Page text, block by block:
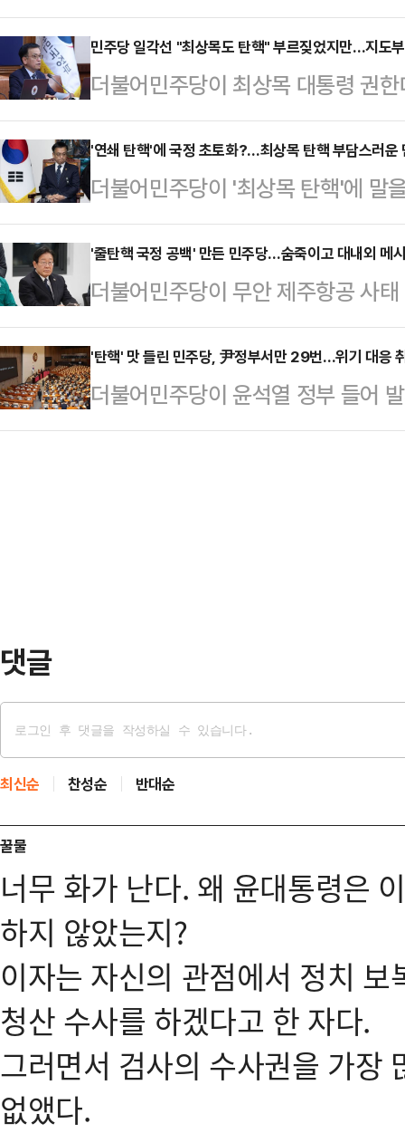
'피할 수 없는 길'이라고 주장했다.
위 속에 국민들을 그만 고생시키기
지켜냈다"며 이같이 적었다.이어 "
의 파괴행위에 경악하면서도 우리
가하고 있다"며 "계엄 내란으로 인
시키는 것도 국회에 달려 있다"고
국무총리가…
민주당 일각선 "최상목도 탄핵" 부르짖었지만…지도
더불어민주당이 최상목 대통령 권
탄핵 카드를 계속 만지작거리면서
권에 따르면 민주당은 최상목 권한
하고, 야당 주도로 국회를 통과했던
희 여사 특검법)에는 재의요구안(
해이고 위헌적 발상"이라고 했다.
을 보이는 것은 자제하는 모습이다.
탄핵소추 추진에 군불이 때…
'연쇄 탄핵'에 국정 초토화?…최상목 탄핵 부담스러운
더불어민주당이 '최상목 탄핵'에 말
트롤타워'가 그 어느 때보다 중요한
지 '연쇄 탄핵'을 이어갔다가, 참사
우려하는 것으로 보인다.최상목 대
은 31일 오후 정부서울청사에서 국
상 오전에 개최됐지만, 제주항공 참
다. 최 권한대행은 쌍특검(내란·김
사하는 것에 무게를…
'줄탄핵 국정 공백' 만든 민주당…숨죽이고 대내외 메
더불어민주당이 무안 제주항공 사
'탄핵 키워드'를 접고 절제된 모습
백이 우려되는 상황 속 역풍을 우려
분석된다.이재명 민주당 대표는 30
항공참사 대책위원회 긴급 연석회
'탄핵' 맛 들린 민주당, 尹정부서만 29번…위기 대응
더불어민주당이 윤석열 정부 들어
통과 13건)에 달하면서, 심화하는
댓글
최신순 찬성순 반대순
꿀물
너무 화가 난다. 왜 윤대통령은
하지 않았는지?
이자는 자신의 관점에서 정치
청산 수사를 하겠다고 한 자다.
그러면서 검사의 수사권을 가장
없앴다.